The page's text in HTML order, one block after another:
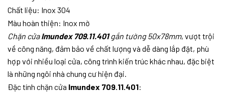
Chất liệu: Inox 304
Màu hoàn thiện: Inox mờ
Chặn cửaImundex 709.11.401gắn tường 50x78mm, vượt trội
về công năng, đảm bảo về chất lượng và dễ dàng lắp đặt, phù
hợp với nhiều loại cửa, công trình kiến trúc khác nhau, đặc biệt
là những ngôi nhà chung cư hiện đại.
Đặc tính chặn cửa Imundex 709.11.401: